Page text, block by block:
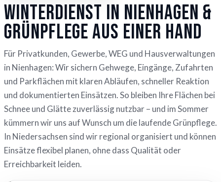
Winterdienst in Nienhagen &
Grünpflege aus einer Hand
Für Privatkunden, Gewerbe, WEG und Hausverwaltungen
in Nienhagen: Wir sichern Gehwege, Eingänge, Zufahrten
und Parkflächen mit klaren Abläufen, schneller Reaktion
und dokumentierten Einsätzen. So bleiben Ihre Flächen bei
Schnee und Glätte zuverlässig nutzbar – und im Sommer
kümmern wir uns auf Wunsch um die laufende Grünpflege.
In Niedersachsen sind wir regional organisiert und können
Einsätze flexibel planen, ohne dass Qualität oder
Erreichbarkeit leiden.